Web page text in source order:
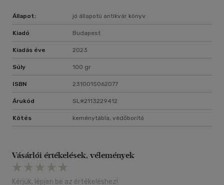
Állapot: jó állapotú antikvár könyv
Kiadó Budapest
Kiadás éve 2023
Súly 100 gr
ISBN 2310015062077
Árukód SL#2113229412
Kötés keménytábla, védőborító
Vásárlói értékelések, vélemények
Kérjük, lépjen be az értékeléshez!